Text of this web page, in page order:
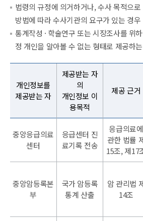
법령의 규정에 의거하거나, 수사 목적으
방법에 따라 수사기관의 요구가 있는 경우
통계작성 · 학술연구 또는 시장조사를 위
정 개인을 알아볼 수 없는 형태로 제공하
개인정보를
제공받는 자
제공받는 자
의
개인정보 이
용목적
제공 근거
중앙응급의료
센터
응급센터 진
료기록 전송
응급의료에
관한 법률
15조, 제17
중앙암등록본
부
국가 암등록
통계 산출
암 관리법
14조